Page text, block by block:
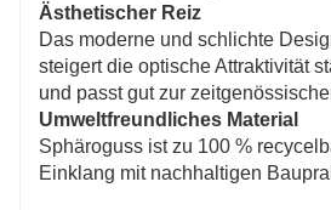
Ästhetischer Reiz
Das moderne und schlichte
steigert die optische Attraktivität
und passt gut zur
Umweltfreundliches Material
Sphäroguss ist zu 100 %
Einklang mit nachhaltigen